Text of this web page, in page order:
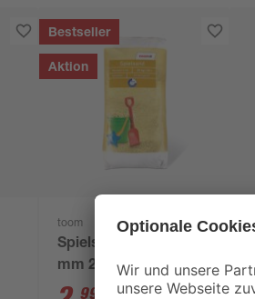
Bestseller
Aktion
toom
Spielsand beige 0-2
mm 25 kg
99